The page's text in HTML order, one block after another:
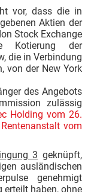
vor, dass die in
Aktien der
Stock Exchange
Kotierung der
die in Verbindung
von der New York
des Angebots
zulässig
Holding vom 26.
vom
3 geknüpft,
ausländischen
genehmigt
erteilt haben, ohne